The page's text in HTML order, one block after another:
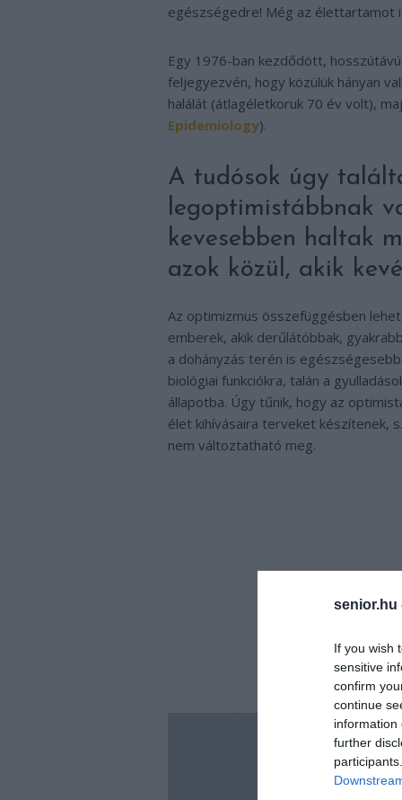
senior.hu
If you wish
sensitive
confirm
continue
information
further
egészségedre! Még az élettartamot
Egy 1976-ban kezdődött,
feljegyezvén, hogy közülük hányan
halálát (átlagéletkoruk 70 év volt),
Epidemiology).
A tudósok úgy
legoptimistábbnak
kevesebben haltak
azok közül, akik
Az optimizmus összefüggésben
emberek, akik derűlátóbbak,
a dohányzás terén is
biológiai funkciókra, talán a
állapotba. Úgy tűnik, hogy az
élet kihívásaira terveket készítenek,
nem változtatható meg.